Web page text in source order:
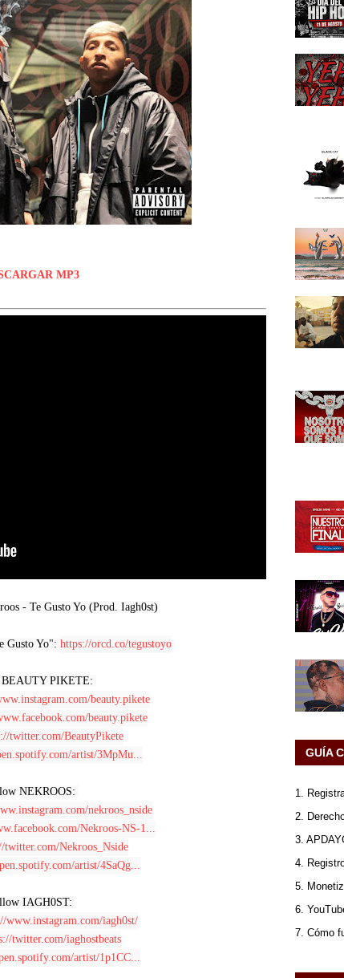
MP3
- Te Gusto Yo (Prod. Iagh0st)
Gusto Yo": https://orcd.co/tegustoyo
PIKETE:
beauty.pikete
beauty.pikete
twitter.com/BeautyPikete
artist/3MpMu...
NEKROOS:
nekroos_nside
Nekroos-NS-1...
twitter.com/Nekroos_Nside
artist/4SaQg...
IAGH0ST:
www.instagram.com/iagh0st/
twitter.com/iaghostbeats
artist/1p1CC...
GUÍA
1.
2.
3.
4.
5.
6.
7. Cómo